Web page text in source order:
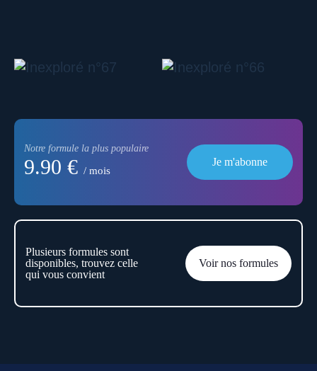
Notre formule la plus populaire
9.90 € / mois
Je m'abonne
Plusieurs formules sont
disponibles, trouvez celle
qui vous convient
Voir nos formules